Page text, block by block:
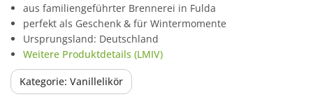
aus familiengeführter Brennerei in Fulda
perfekt als Geschenk & für Wintermomente
Ursprungsland: Deutschland
Weitere Produktdetails (LMIV)
Kategorie: Vanillelikör